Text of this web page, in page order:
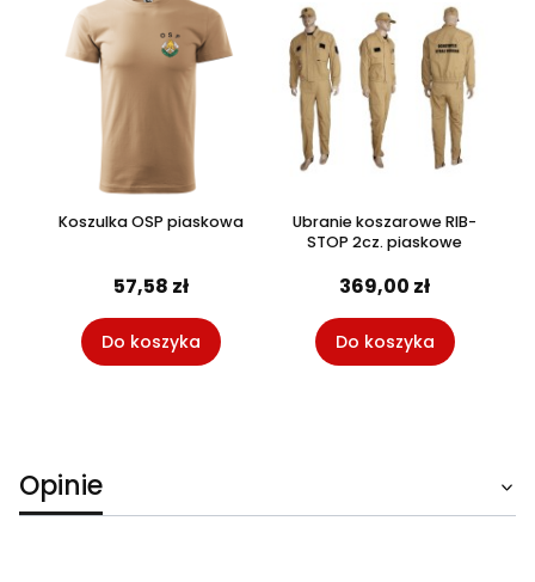
Koszulka OSP piaskowa
57,58 zł
Do koszyka
Ubranie koszarowe RIB-
STOP 2cz. piaskowe
369,00 zł
Do koszyka
Opinie